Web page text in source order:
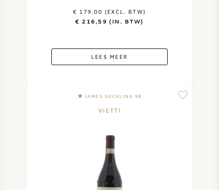
€ 179,00 (EXCL. BTW)
€ 216,59 (IN. BTW)
LEES MEER
JAMES SUCKLING 98
VIETTI